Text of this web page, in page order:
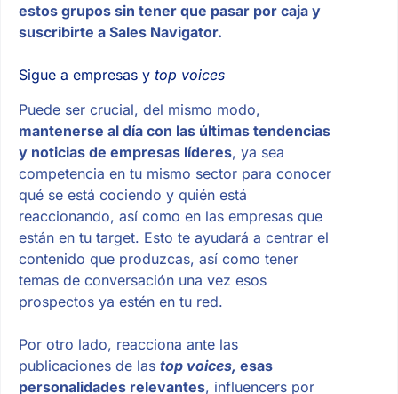
estos grupos sin tener que pasar por caja y
suscribirte a Sales Navigator.
Sigue a empresas y top voices
Puede ser crucial, del mismo modo,
mantenerse al día con las últimas tendencias
y noticias de empresas líderes, ya sea
competencia en tu mismo sector para conocer
qué se está cociendo y quién está
reaccionando, así como en las empresas que
están en tu target. Esto te ayudará a centrar el
contenido que produzcas, así como tener
temas de conversación una vez esos
prospectos ya estén en tu red.
Por otro lado, reacciona ante las
publicaciones de las top voices, esas
personalidades relevantes, influencers por